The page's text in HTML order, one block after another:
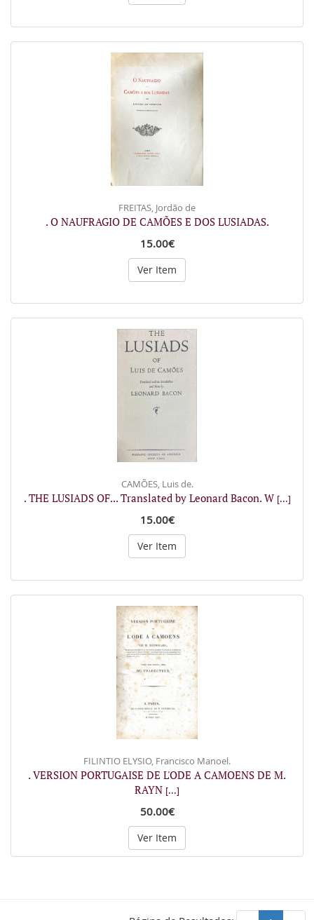
FREITAS, Jordão de
. O NAUFRAGIO DE CAMÕES E DOS LUSIADAS.
15.00€
Ver Item
CAMÕES, Luis de.
. THE LUSIADS OF... Translated by Leonard Bacon. W [...]
15.00€
Ver Item
FILINTIO ELYSIO, Francisco Manoel.
. VERSION PORTUGAISE DE L'ODE A CAMOENS DE M.
RAYN [...]
50.00€
Ver Item